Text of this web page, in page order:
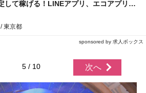
して稼げる！LINEアプリ、エコアプリ、
ス導入！乗務員の身体への負担軽減と、
。
東京都
sponsored by 求人ボックス
5 / 10 次へ